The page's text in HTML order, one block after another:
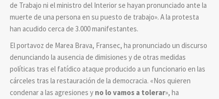
de Trabajo ni el ministro del Interior se hayan pronunciado ante la
muerte de una persona en su puesto de trabajo». A la protesta
han acudido cerca de 3.000 manifestantes.
El portavoz de Marea Brava, Fransec, ha pronunciado un discurso
denunciando la ausencia de dimisiones y de otras medidas
políticas tras el fatídico ataque producido a un funcionario en las
cárceles tras la restauración de la democracia. «Nos quieren
condenar a las agresiones y no lo vamos a tolerar», ha